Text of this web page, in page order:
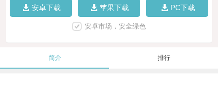
安卓下载 苹果下载 PC下载
安卓市场，安全绿色
简介 排行